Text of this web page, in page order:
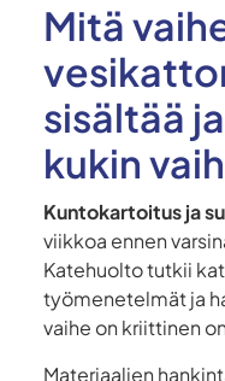
Mitä
sisältää
kukin
Kuntokartoitus ja
viikkoa ennen
Katehuolto tutkii
työmenetelmät ja
vaihe on kriittinen
Materiaalien